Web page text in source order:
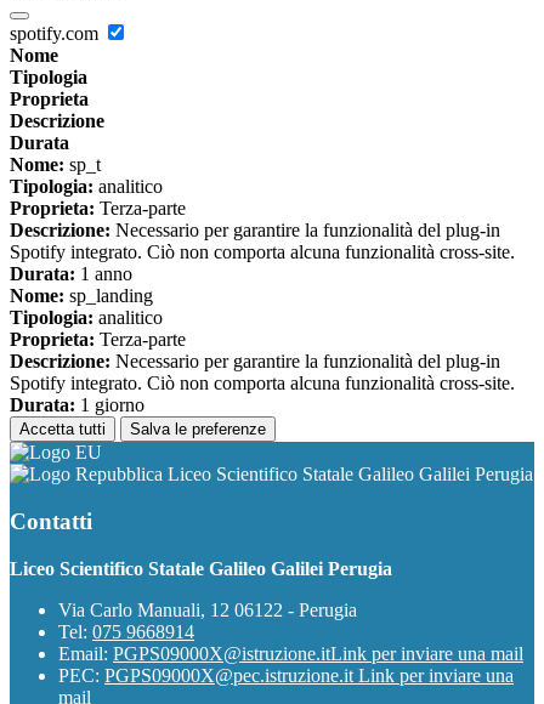
spotify.com
Nome
Tipologia
Proprieta
Descrizione
Durata
Nome: sp_t
Tipologia: analitico
Proprieta: Terza-parte
Descrizione: Necessario per garantire la funzionalità del plug-in
Spotify integrato. Ciò non comporta alcuna funzionalità cross-site.
Durata: 1 anno
Nome: sp_landing
Tipologia: analitico
Proprieta: Terza-parte
Descrizione: Necessario per garantire la funzionalità del plug-in
Spotify integrato. Ciò non comporta alcuna funzionalità cross-site.
Durata: 1 giorno
Accetta tutti Salva le preferenze
Liceo Scientifico Statale Galileo Galilei Perugia
Contatti
Liceo Scientifico Statale Galileo Galilei Perugia
Via Carlo Manuali, 12 06122 - Perugia
Tel: 075 9668914
Email: PGPS09000X@istruzione.itLink per inviare una mail
PEC: PGPS09000X@pec.istruzione.it Link per inviare una
mail